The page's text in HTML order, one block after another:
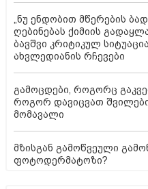
„ნუ ენდობით მწერების
ღებინებას ქიმიის
ბავშვი კრიტიკულ
ახვლედიანის რჩევები
გამოცდები, როგორც
როგორ დავიცვათ
მომავალი
მზისგან გამოწვეული
ფოტოდერმატოზი?